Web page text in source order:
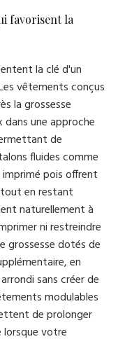
favorisent la
la clé d'un
vêtements conçus
la grossesse
une approche
de
fluides comme
pois offrent
en restant
naturellement à
ni restreindre
grossesse dotés de
en
sans créer de
modulables
de prolonger
lorsque votre